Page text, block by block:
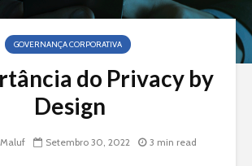
GOVERNANÇA CORPORATIVA
do Privacy by
Design
Setembro 30, 2022 3 min read